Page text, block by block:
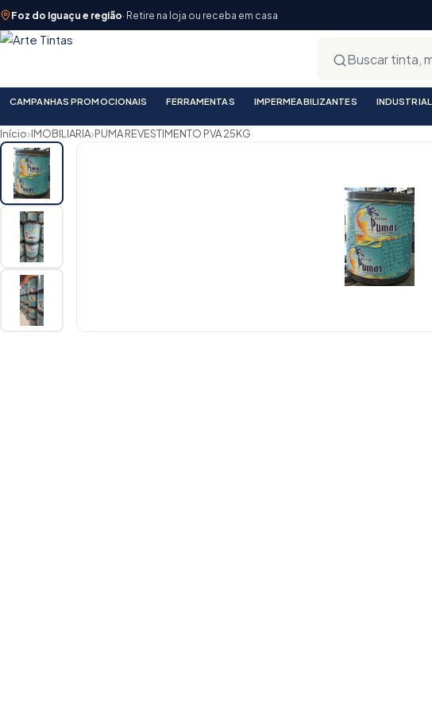
Foz do Iguaçu e região· Retire na loja ou receba em casa
CAMPANHAS PROMOCIONAIS FERRAMENTAS IMPERMEABILIZANTES INDUSTRIAL
Início›IMOBILIARIA›PUMA REVESTIMENTO PVA 25KG